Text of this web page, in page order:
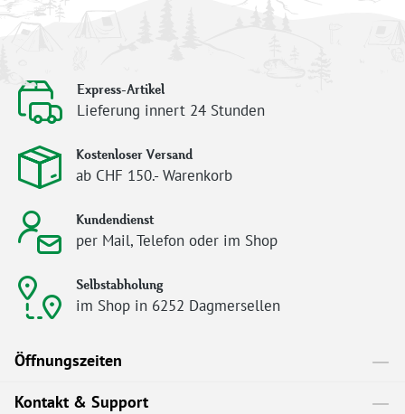
Express-Artikel
Lieferung innert 24 Stunden
Kostenloser Versand
ab CHF 150.- Warenkorb
Kundendienst
per Mail, Telefon oder im Shop
Selbstabholung
im Shop in 6252 Dagmersellen
Öffnungszeiten
Kontakt & Support